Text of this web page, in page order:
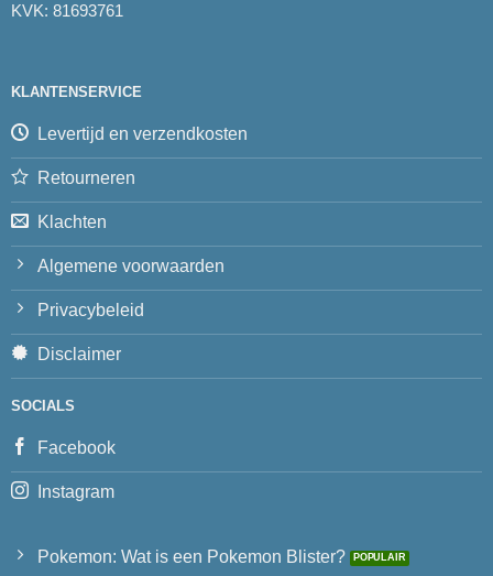
KVK: 81693761
KLANTENSERVICE
Levertijd en verzendkosten
Retourneren
Klachten
Algemene voorwaarden
Privacybeleid
Disclaimer
SOCIALS
Facebook
Instagram
Pokemon: Wat is een Pokemon Blister?